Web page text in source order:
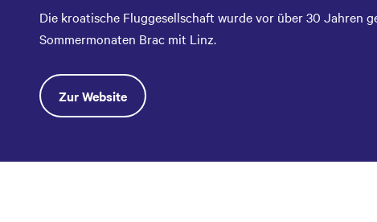
Die kroatische Fluggesellschaft wurde vor über 30 Jahren
Sommermonaten Brac mit Linz.
Zur Website